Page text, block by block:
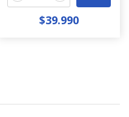
$39.990